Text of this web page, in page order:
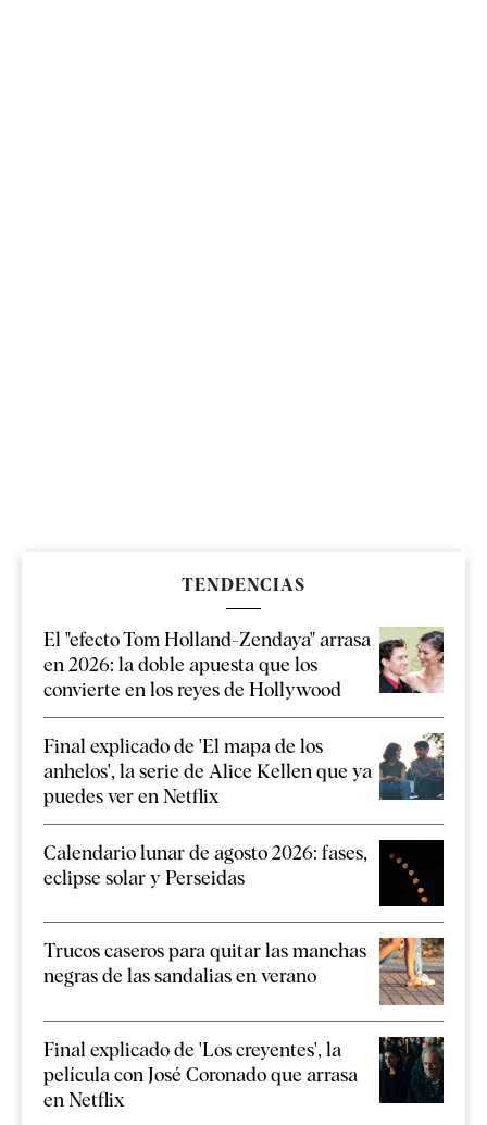
TENDENCIAS
El "efecto Tom Holland-Zendaya" arrasa
en 2026: la doble apuesta que los
convierte en los reyes de Hollywood
Final explicado de 'El mapa de los
anhelos', la serie de Alice Kellen que ya
puedes ver en Netflix
Calendario lunar de agosto 2026: fases,
eclipse solar y Perseidas
Trucos caseros para quitar las manchas
negras de las sandalias en verano
Final explicado de 'Los creyentes', la
película con José Coronado que arrasa
en Netflix